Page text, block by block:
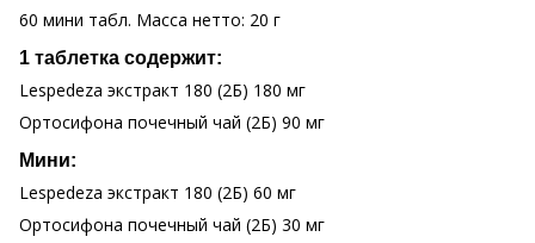
60 мини табл. Масса нетто: 20 г
1 таблетка содержит:
Lespedeza экстракт 180 (2Б) 180 мг
Ортосифона почечный чай (2Б) 90 мг
Мини:
Lespedeza экстракт 180 (2Б) 60 мг
Ортосифона почечный чай (2Б) 30 мг